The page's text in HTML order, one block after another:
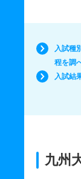
入試種
程を調
入試結
九州